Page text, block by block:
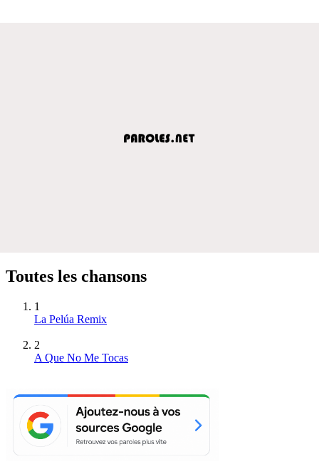
Toutes les chansons
1
La Pelúa Remix
2
A Que No Me Tocas